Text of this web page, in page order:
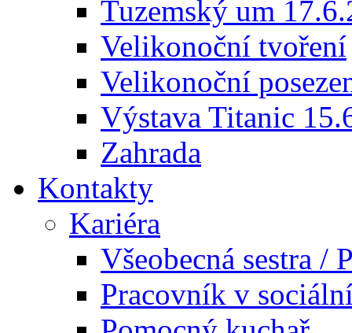
Tuzemský um
Velikonoční tvoření
Velikonoční
Výstava Titanic
Zahrada
Kontakty
Kariéra
Všeobecná sestra /
Pracovník v